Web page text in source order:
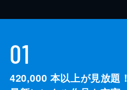
01
420,000 本以上が見放題！